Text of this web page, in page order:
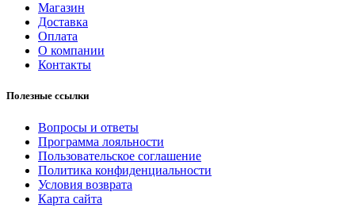
Магазин
Доставка
Оплата
О компании
Контакты
Полезные ссылки
Вопросы и ответы
Программа лояльности
Пользовательское соглашение
Политика конфиденциальности
Условия возврата
Карта сайта